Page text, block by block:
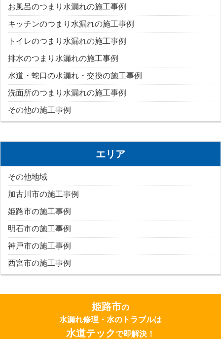
お風呂のつまり水漏れの施工事例
キッチンのつまり水漏れの施工事例
トイレのつまり水漏れの施工事例
排水のつまり水漏れの施工事例
水道・蛇口の水漏れ・交換の施工事例
洗面所のつまり水漏れの施工事例
その他の施工事例
エリア
その他地域
加古川市の施工事例
姫路市の施工事例
明石市の施工事例
神戸市の施工事例
西宮市の施工事例
姫路市の
水漏れ修理・水のトラブルは
水道テックで即解決！